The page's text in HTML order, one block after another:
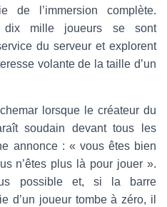
de l’immersion complète.
dix mille joueurs se sont
du serveur et explorent
volante de la taille d’un
lorsque le créateur du
soudain devant tous les
annonce : « vous êtes bien
n’êtes plus là pour jouer ».
possible et, si la barre
d’un joueur tombe à zéro, il